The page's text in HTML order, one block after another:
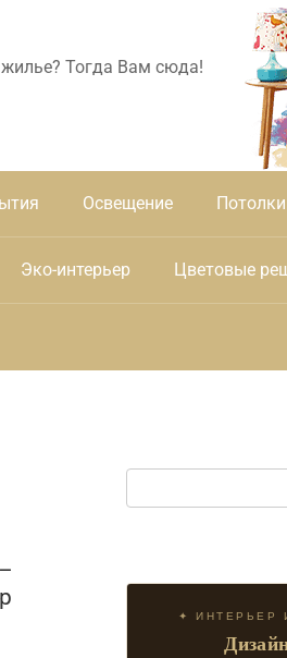
Тогда Вам сюда!
Освещение Потолки
Эко-интерьер Цветовые
✦ ИНТЕРЬЕР